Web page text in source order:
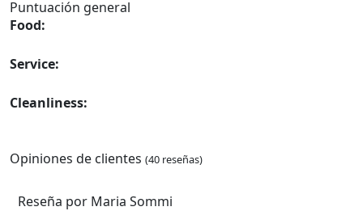
Puntuación general
Food:
Service:
Cleanliness:
Opiniones de clientes (40 reseñas)
Reseña por Maria Sommi